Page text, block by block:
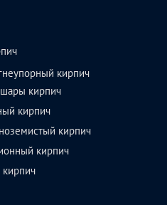
кирпич
кирпич
кирпич
кирпич
кирпич